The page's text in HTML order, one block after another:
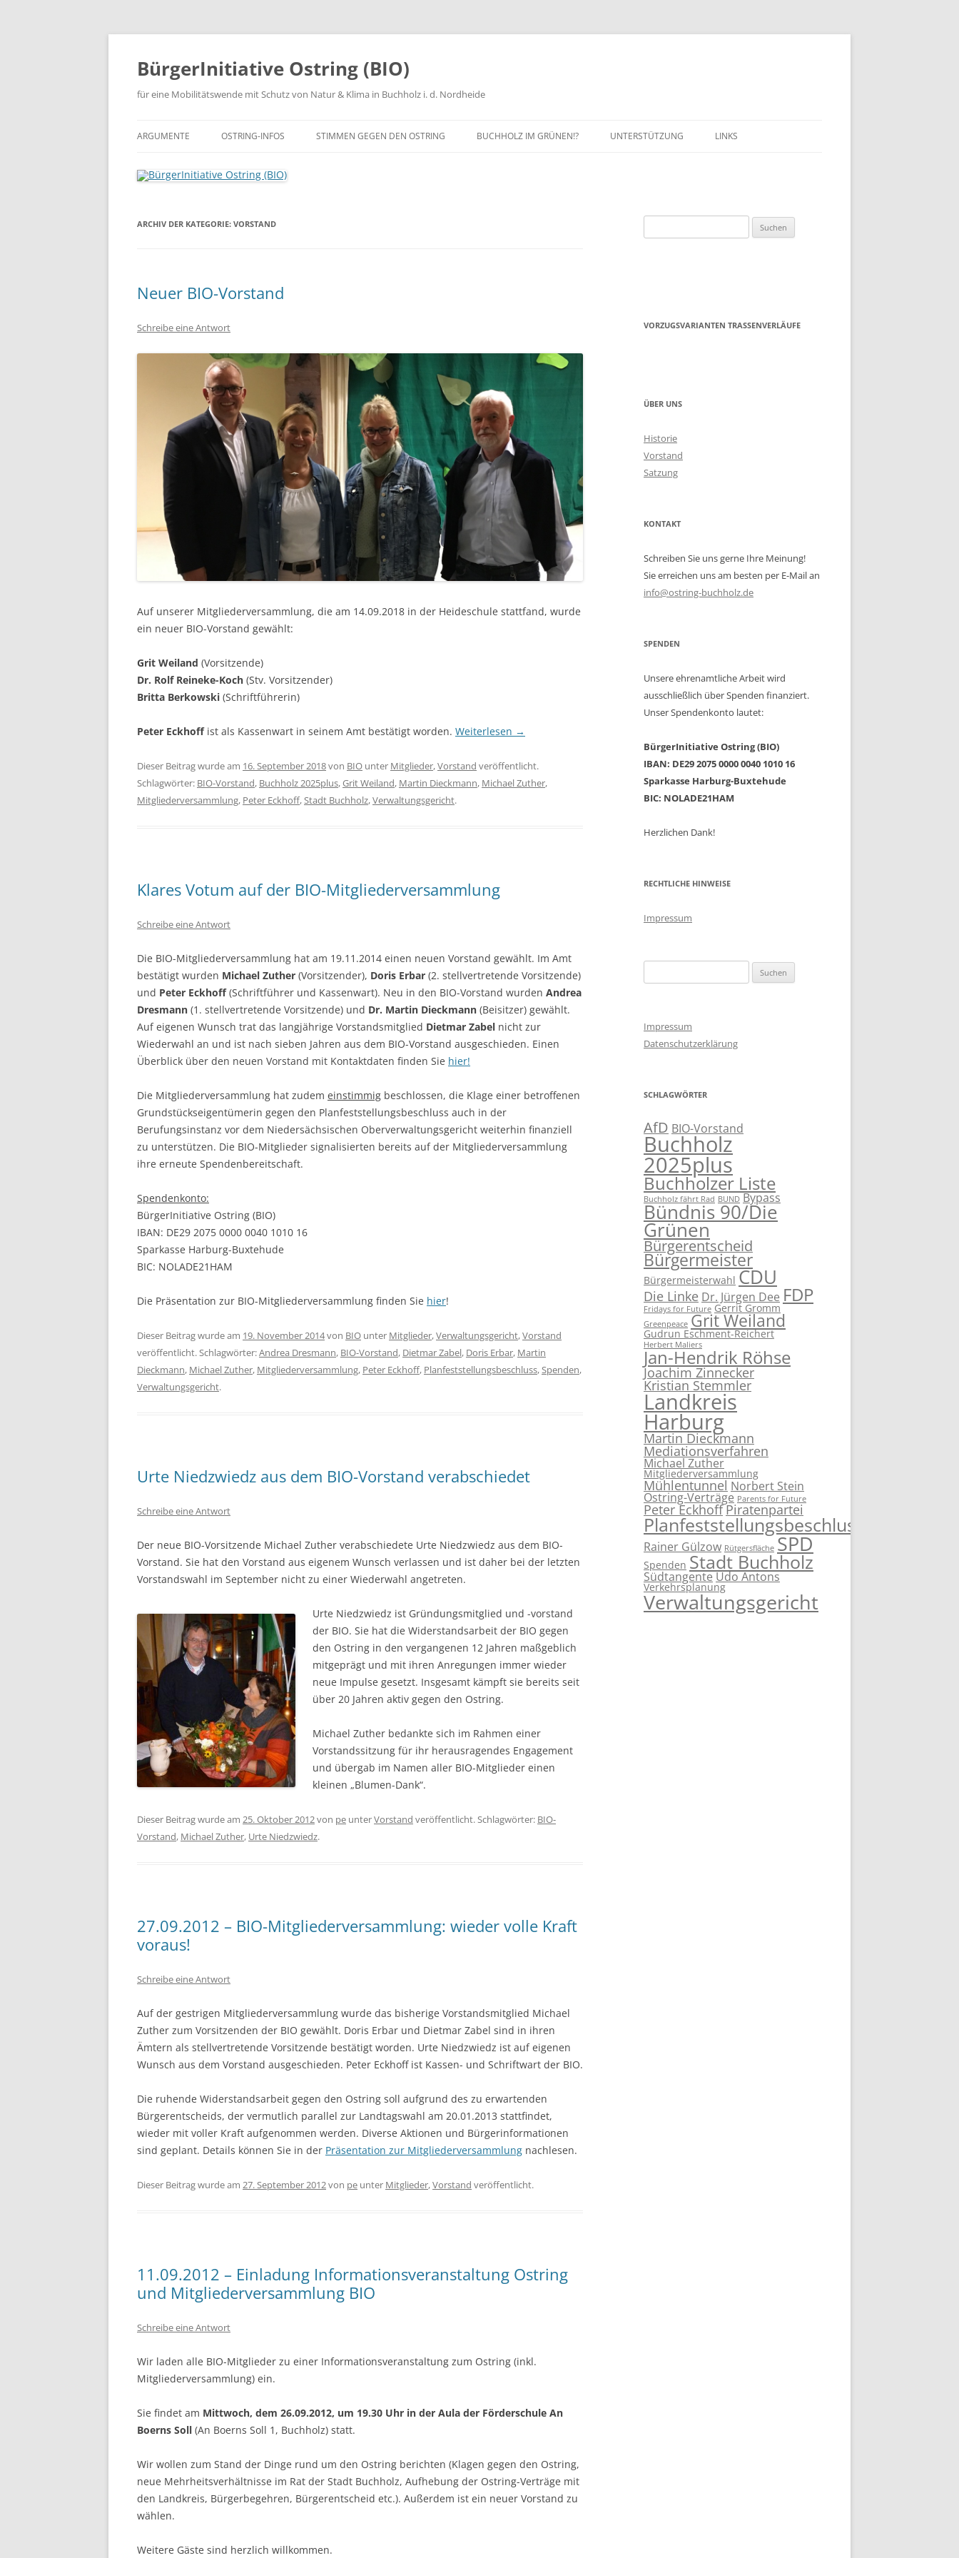
Zum
springen
BürgerInitiative Ostring (BIO)
für eine Mobilitätswende mit Schutz von Natur & Klima in Buchholz i. d. Nordheide
ARGUMENTE OSTRING-INFOS
OSTRING-PRESSE
STIMMEN GEGEN DEN OSTRING BUCHHOLZ IM GRÜNEN!? UNTERSTÜTZUNG LINKS
ARCHIV DER KATEGORIE: VORSTAND
Neuer BIO-Vorstand
Schreibe eine Antwort
Auf unserer Mitgliederversammlung, die am 14.09.2018 in der Heideschule stattfand, wurde
ein neuer BIO-Vorstand gewählt:
Grit Weiland (Vorsitzende)
Dr. Rolf Reineke-Koch (Stv. Vorsitzender)
Britta Berkowski (Schriftführerin)
Peter Eckhoffist als Kassenwart in seinem Amt bestätigt worden. Weiterlesen →
Dieser Beitrag wurde am 16. September 2018von BIO unter Mitglieder,Vorstand veröffentlicht.
Schlagwörter: BIO-Vorstand, Buchholz 2025plus,Grit Weiland, Martin Dieckmann, Michael Zuther,
Mitgliederversammlung, Peter Eckhoff,Stadt Buchholz,Verwaltungsgericht.
Klares Votum auf der BIO-Mitgliederversammlung
Schreibe eine Antwort
Die BIO-Mitgliederversammlung hat am 19.11.2014 einen neuen Vorstand gewählt. Im Amt
bestätigt wurden Michael Zuther (Vorsitzender), Doris Erbar (2. stellvertretende Vorsitzende)
und Peter Eckhoff(Schriftführer und Kassenwart). Neu in den BIO-Vorstand wurden Andrea
Dresmann (1. stellvertretende Vorsitzende) und Dr. Martin Dieckmann (Beisitzer) gewählt.
Auf eigenen Wunsch trat das langjährige Vorstandsmitglied Dietmar Zabel nicht zur
Wiederwahl an und ist nach sieben Jahren aus dem BIO-Vorstand ausgeschieden. Einen
Überblick über den neuen Vorstand mit Kontaktdaten finden Sie hier!
Die Mitgliederversammlung hat zudem einstimmig beschlossen, die Klage einer betroffenen
Grundstückseigentümerin gegen den Planfeststellungsbeschluss auch in der
Berufungsinstanz vor dem Niedersächsischen Oberverwaltungsgericht weiterhin finanziell
zu unterstützen. Die BIO-Mitglieder signalisierten bereits auf der Mitgliederversammlung
ihre erneute Spendenbereitschaft.
Spendenkonto:
BürgerInitiative Ostring (BIO)
IBAN: DE29 2075 0000 0040 1010 16
Sparkasse Harburg-Buxtehude
BIC: NOLADE21HAM
Die Präsentation zur BIO-Mitgliederversammlung finden Sie hier!
Dieser Beitrag wurde am 19. November 2014von BIO unter Mitglieder,Verwaltungsgericht,Vorstand
veröffentlicht. Schlagwörter:Andrea Dresmann, BIO-Vorstand, Dietmar Zabel, Doris Erbar, Martin
Dieckmann, Michael Zuther, Mitgliederversammlung, Peter Eckhoff, Planfeststellungsbeschluss,Spenden,
Verwaltungsgericht.
Urte Niedzwiedz aus dem BIO-Vorstand verabschiedet
Schreibe eine Antwort
Der neue BIO-Vorsitzende Michael Zuther verabschiedete Urte Niedzwiedz aus dem BIO-
Vorstand. Sie hat den Vorstand aus eigenem Wunsch verlassen und ist daher bei der letzten
Vorstandswahl im September nicht zu einer Wiederwahl angetreten.
Urte Niedzwiedz ist Gründungsmitglied und -vorstand
der BIO. Sie hat die Widerstandsarbeit der BIO gegen
den Ostring in den vergangenen 12 Jahren maßgeblich
mitgeprägt und mit ihren Anregungen immer wieder
neue Impulse gesetzt. Insgesamt kämpft sie bereits seit
über 20 Jahren aktiv gegen den Ostring.
Michael Zuther bedankte sich im Rahmen einer
Vorstandssitzung für ihr herausragendes Engagement
und übergab im Namen aller BIO-Mitglieder einen
kleinen „Blumen-Dank“.
Dieser Beitrag wurde am 25. Oktober 2012von pe unterVorstand veröffentlicht. Schlagwörter: BIO-
Vorstand, Michael Zuther, Urte Niedzwiedz.
27.09.2012 – BIO-Mitgliederversammlung: wieder volle Kraft
voraus!
Schreibe eine Antwort
Auf der gestrigen Mitgliederversammlung wurde das bisherige Vorstandsmitglied Michael
Zuther zum Vorsitzenden der BIO gewählt. Doris Erbar und Dietmar Zabel sind in ihren
Ämtern als stellvertretende Vorsitzende bestätigt worden. Urte Niedzwiedz ist auf eigenen
Wunsch aus dem Vorstand ausgeschieden. Peter Eckhoff ist Kassen- und Schriftwart der BIO.
Die ruhende Widerstandsarbeit gegen den Ostring soll aufgrund des zu erwartenden
Bürgerentscheids, der vermutlich parallel zur Landtagswahl am 20.01.2013 stattfindet,
wieder mit voller Kraft aufgenommen werden. Diverse Aktionen und Bürgerinformationen
sind geplant. Details können Sie in der Präsentation zur Mitgliederversammlung nachlesen.
Dieser Beitrag wurde am 27. September 2012von pe unter Mitglieder,Vorstand veröffentlicht.
11.09.2012 – Einladung Informationsveranstaltung Ostring
und Mitgliederversammlung BIO
Schreibe eine Antwort
Wir laden alle BIO-Mitglieder zu einer Informationsveranstaltung zum Ostring (inkl.
Mitgliederversammlung) ein.
Sie findet am Mittwoch, dem 26.09.2012, um 19.30 Uhr in der Aula der Förderschule An
Boerns Soll (An Boerns Soll 1, Buchholz) statt.
Wir wollen zum Stand der Dinge rund um den Ostring berichten (Klagen gegen den Ostring,
neue Mehrheitsverhältnisse im Rat der Stadt Buchholz, Aufhebung der Ostring-Verträge mit
den Landkreis, Bürgerbegehren, Bürgerentscheid etc.). Außerdem ist ein neuer Vorstand zu
wählen.
Weitere Gäste sind herzlich willkommen.
nach:
VORZUGSVARIANTEN TRASSENVERLÄUFE
ÜBER UNS
Historie
Vorstand
Satzung
KONTAKT
Schreiben Sie uns gerne Ihre Meinung!
Sie erreichen uns am besten per E-Mail an
info@ostring-buchholz.de
SPENDEN
Unsere ehrenamtliche Arbeit wird
ausschließlich über Spenden finanziert.
Unser Spendenkonto lautet:
BürgerInitiative Ostring (BIO)
IBAN: DE29 2075 0000 0040 1010 16
Sparkasse Harburg-Buxtehude
BIC: NOLADE21HAM
Herzlichen Dank!
RECHTLICHE HINWEISE
Impressum
nach:
Impressum
Datenschutzerklärung
SCHLAGWÖRTER
AfD BIO-Vorstand
Buchholz
2025plus
Buchholzer Liste
Buchholz fährt Rad BUND Bypass
Bündnis 90/Die
Grünen
Bürgerentscheid
Bürgermeister
Bürgermeisterwahl CDU
Die Linke Dr. Jürgen Dee FDP
Fridays for Future Gerrit Gromm
Greenpeace Grit Weiland
Gudrun Eschment-Reichert
Herbert Maliers
Jan-Hendrik Röhse
Joachim Zinnecker
Kristian Stemmler
Landkreis
Harburg
Martin Dieckmann
Mediationsverfahren
Michael Zuther
Mitgliederversammlung
Mühlentunnel Norbert Stein
Ostring-Verträge Parents for Future
Peter EckhoffPiratenpartei
Planfeststellungsbeschluss
Rainer Gülzow Rütgersfläche SPD
Spenden Stadt Buchholz
SüdtangenteUdo Antons
Verkehrsplanung
Verwaltungsgericht